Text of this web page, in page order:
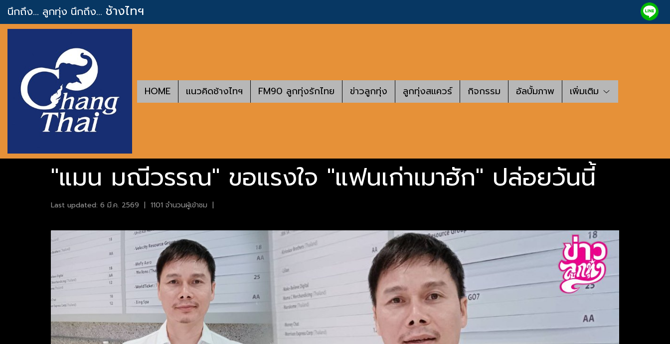
นึกถึง... ลูกทุ่ง นึกถึง... ช้างไทฯ
HOME แนวคิดช้างไทฯ FM90 ลูกทุ่งรักไทย ข่าวลูกทุ่ง ลูกทุ่งสแควร์ กิจกรรม อัลบั้มภาพ เพิ่มเติม
"แมน มณีวรรณ" ขอแรงใจ "แฟนเก่าเมาฮัก" ปล่อยวันนี้
Last updated: 6 มี.ค. 2569 | 1101 จำนวนผู้เข้าชม |